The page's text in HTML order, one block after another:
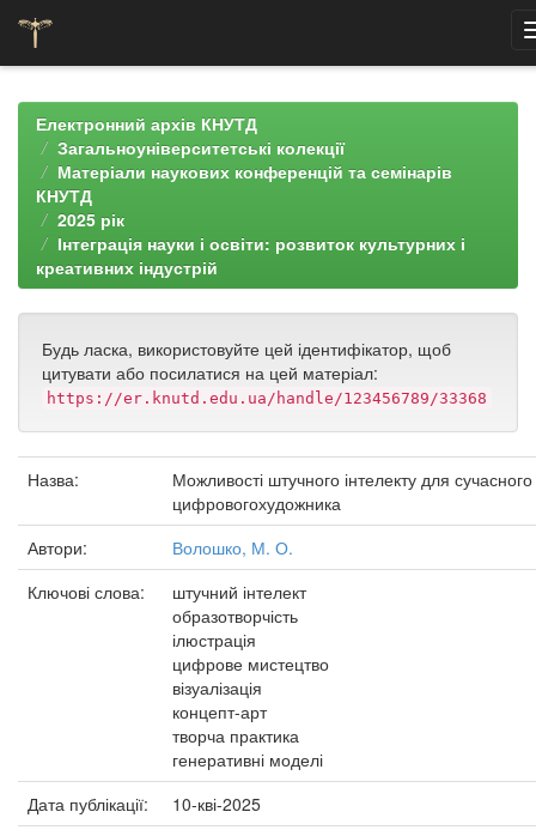
navigationЕлектронний архів КНУТД
Загальноуніверситетські колекції
Матеріали наукових конференцій та семінарів
КНУТД
2025 рік
Інтеграція науки і освіти: розвиток культурних і
креативних індустрій
Будь ласка, використовуйте цей ідентифікатор, щоб
цитувати або посилатися на цей матеріал:
https://er.knutd.edu.ua/handle/123456789/33368
Назва:
Можливості штучного інтелекту для сучасного
цифровогохудожника
Автори:
Волошко, М. О.
Ключові слова:
штучний інтелект
образотворчість
ілюстрація
цифрове мистецтво
візуалізація
концепт-арт
творча практика
генеративні моделі
Дата публікації:
10-кві-2025